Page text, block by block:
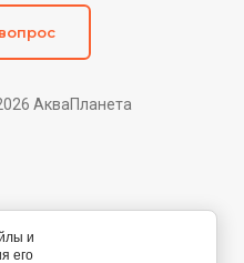
АкваПланета
и
его